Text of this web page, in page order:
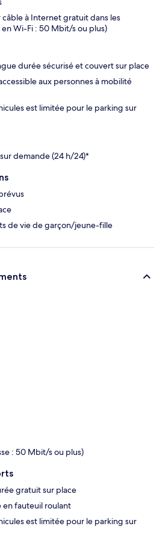
câble à Internet gratuit dans les
Wi-Fi : 50 Mbit/s ou plus)
durée sécurisé et couvert sur place
aux personnes à mobilité
est limitée pour le parking sur
demande (24 h/24)*
de vie de garçon/jeune-fille
: 50 Mbit/s ou plus)
gratuit sur place
en fauteuil roulant
est limitée pour le parking sur